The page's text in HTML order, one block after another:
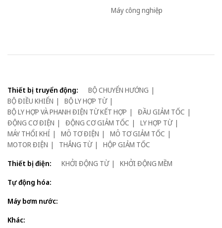
Máy công nghiệp
Thiết bị truyển động:
BỘ CHUYỂN HƯỚNG
BỘ ĐIỀU KHIỂN
BỘ LY HỢP TỪ
BỘ LY HỢP VÀ PHANH ĐIỆN TỪ KẾT HỢP
ĐẦU GIẢM TỐC
ĐỘNG CƠ ĐIỆN
ĐỘNG CƠ GIẢM TỐC
LY HỢP TỪ
MÁY THỔI KHÍ
MÔ TƠ ĐIỆN
MÔ TƠ GIẢM TỐC
MOTOR ĐIỆN
THẮNG TỪ
HỘP GIẢM TỐC
Thiết bị điện:
KHỞI ĐỘNG TỪ
KHỞI ĐỘNG MỀM
Tự động hóa:
Máy bơm nước:
Khác: